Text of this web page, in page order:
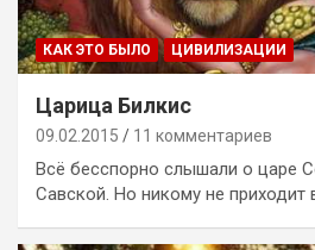
КАК ЭТО БЫЛО ЦИВИЛИЗАЦИИ
Царица Билкис
09.02.2015 11 комментариев
Всё бесспорно слышали о царе
Савской. Но никому не приходит